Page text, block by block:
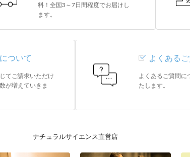
料！全国3～7日間程度でお届けし
ます。
ついて
てご請求いただけ
が増えていきま
よくある
よくあるご質問に
たします。
ナチュラルサイエンス直営店